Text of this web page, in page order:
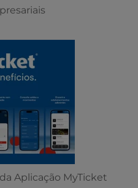
Aplicação MyTicket